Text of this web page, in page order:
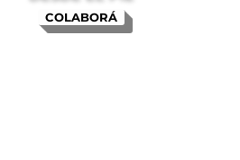
COLABORÁ